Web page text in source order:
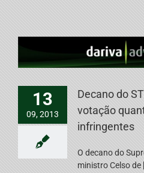
13
09, 2013
Decano do
votação
infringentes
O decano do
ministro Celso de